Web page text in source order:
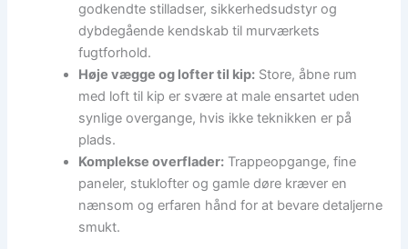
godkendte stilladser, sikkerhedsudstyr og
dybdegående kendskab til murværkets
fugtforhold.
Høje vægge og lofter til kip: Store, åbne rum
med loft til kip er svære at male ensartet uden
synlige overgange, hvis ikke teknikken er på
plads.
Komplekse overflader: Trappeopgange, fine
paneler, stuklofter og gamle døre kræver en
nænsom og erfaren hånd for at bevare detaljerne
smukt.